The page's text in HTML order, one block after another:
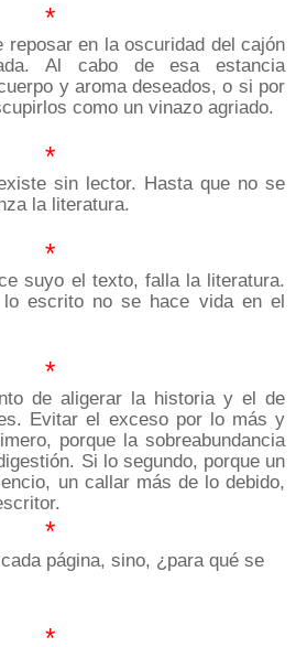
*
en la oscuridad del cajón
Al cabo de esa estancia
y aroma deseados, o si por
como un vinazo agriado.
*
sin lector. Hasta que no se
la literatura.
*
el texto, falla la literatura.
escrito no se hace vida en el
*
de aligerar la historia y el de
Evitar el exceso por lo más y
porque la sobreabundancia
Si lo segundo, porque un
un callar más de lo debido,
*
página, sino, ¿para qué se
*